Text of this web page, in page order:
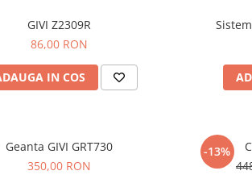
GIVI Z2309R
86,00 RON
IN COS
Geanta GIVI GRT730
350,00 RON
-13%